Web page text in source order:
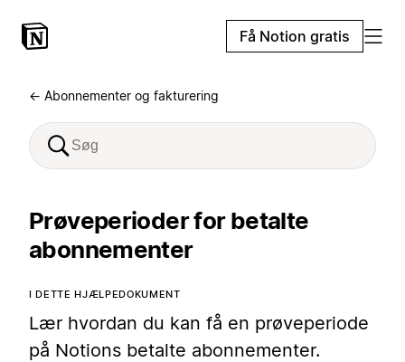
Få Notion gratis
← Abonnementer og fakturering
Prøveperioder for betalte
abonnementer
I DETTE HJÆLPEDOKUMENT
Lær hvordan du kan få en prøveperiode
på Notions betalte abonnementer.